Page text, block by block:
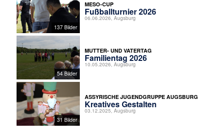
137 Bilder
MESO-CUP
Fußballturnier 2026
06.06.2026, Augsburg
54 Bilder
MUTTER- UND VATERTAG
Familientag 2026
10.05.2026, Augsburg
31 Bilder
ASSYRISCHE JUGENDGRUPPE AUGSBURG
Kreatives Gestalten
03.12.2025, Augsburg